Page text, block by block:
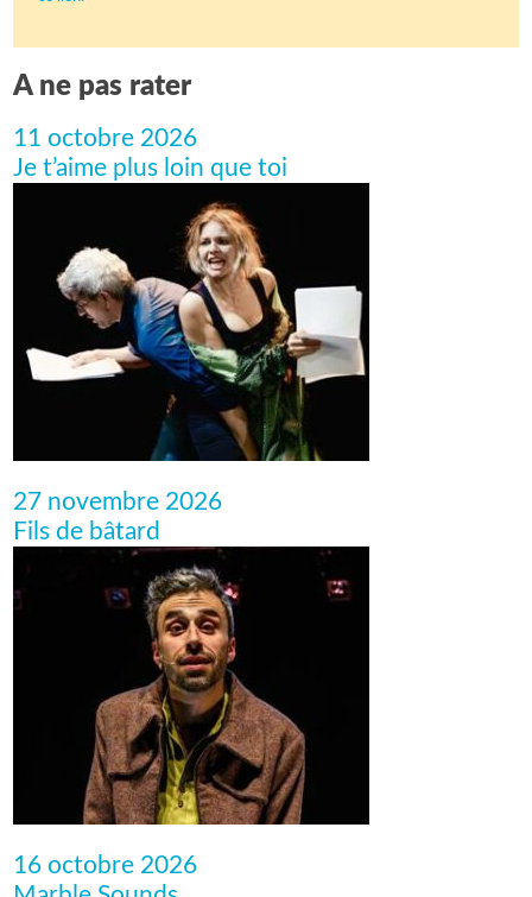
A ne pas rater
11 octobre 2026
Je t’aime plus loin que toi
27 novembre 2026
Fils de bâtard
16 octobre 2026